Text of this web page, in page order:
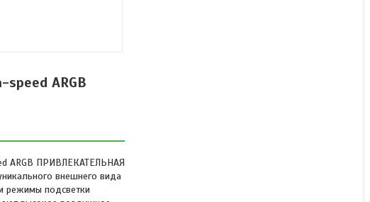
ARGB
ARGB ПРИВЛЕКАТЕЛЬНАЯ
внешнего вида
режимы подсветки